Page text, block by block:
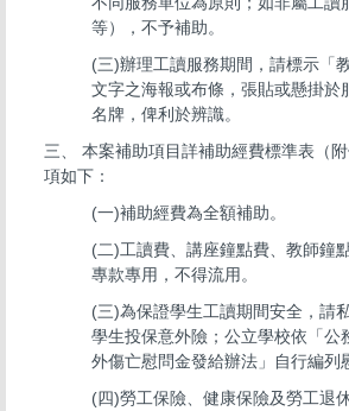
等），不予補助。
(三)辦理工讀服務期間，請標示「
文字之海報或布條，張貼或懸掛於
名牌，俾利於辨識。
三、 本案補助項目詳補助經費標準表（
項如下：
(一)補助經費為全額補助。
(二)工讀費、講座鐘點費、教師鐘
專款專用，不得流用。
(三)為保證學生工讀期間安全，請
學生投保意外險；公立學校依「公
外傷亡慰問金發給辦法」自行編列
(四)勞工保險、健康保險及勞工退